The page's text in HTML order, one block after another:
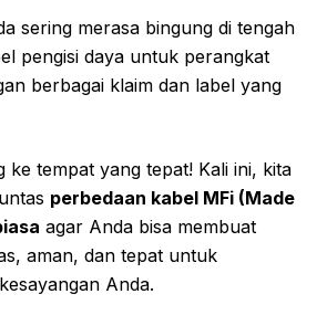
sering merasa bingung di tengah
pengisi daya untuk perangkat
berbagai klaim dan label yang
ke tempat yang tepat! Kali ini, kita
perbedaan kabel MFi (Made
agar Anda bisa membuat
aman, dan tepat untuk
Anda.